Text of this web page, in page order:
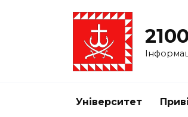
Університет